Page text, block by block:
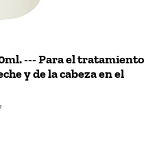
--- Para el tratamiento
y de la cabeza en el